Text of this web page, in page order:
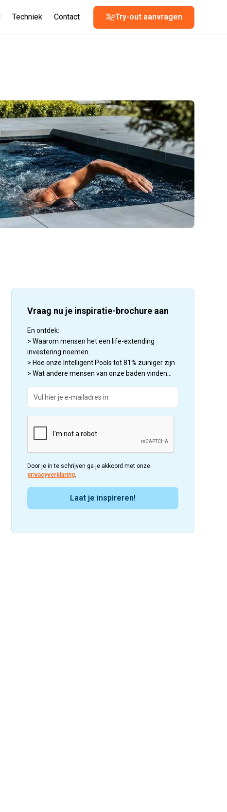
Techniek Contact Try-out aanvragen
Vraag nu je inspiratie-brochure aan
En ontdek:
> Waarom mensen het een life-extending
investering noemen.
> Hoe onze Intelligent Pools tot 81% zuiniger zijn
> Wat andere mensen van onze baden vinden...
Door je in te schrijven ga je akkoord met onze
privacyverklaring.